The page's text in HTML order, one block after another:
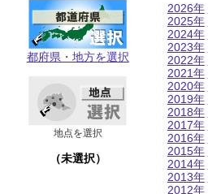
都府県・地方を選択
地点を選択
（未選択）
2026年
2025年
2024年
2023年
2022年
2021年
2020年
2019年
2018年
2017年
2016年
2015年
2014年
2013年
2012年